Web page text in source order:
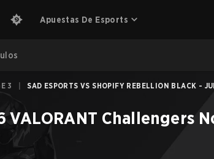
Apuestas De Esports
3 SAD ESPORTS VS SHOPIFY REBELLION BLACK -
VALORANT Challengers